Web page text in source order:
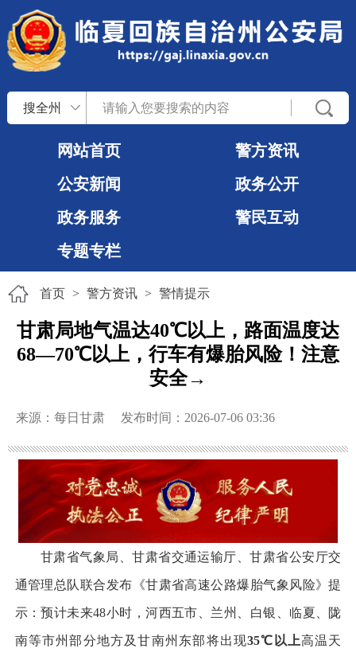
搜全州
网站首页
警方资讯
公安新闻
政务公开
政务服务
警民互动
专题专栏
首页 > 警方资讯 > 警情提示
甘肃局地气温达40℃以上，路面温度达
68—70℃以上，行车有爆胎风险！注意
安全→
来源：每日甘肃 发布时间：2026-07-06 03:36
甘肃省气象局、甘肃省交通运输厅、甘肃省公安厅交
通管理总队联合发布《甘肃省高速公路爆胎气象风险》提
示：预计未来48小时，河西五市、兰州、白银、临夏、陇
南等市州部分地方及甘南州东部将出现35℃ 以上高温天